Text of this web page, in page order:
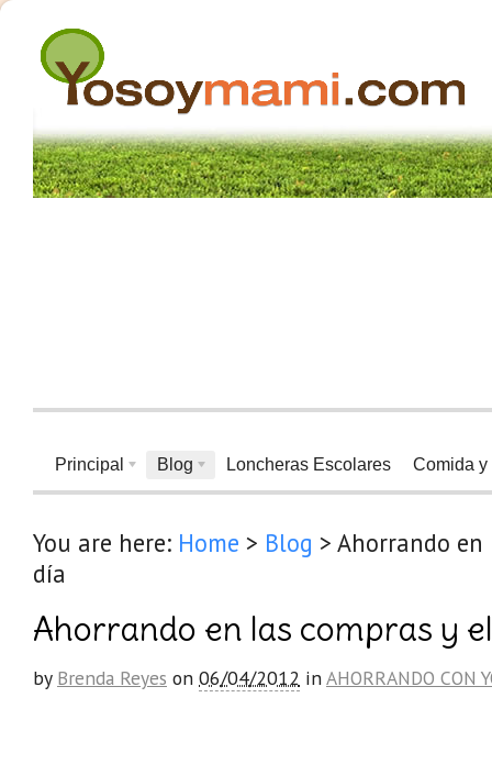
Principal Blog Loncheras Escolares Comida y
You are here: Home > Blog > Ahorrando en
día
Ahorrando en las compras y
by Brenda Reyes on 06/04/2012 inAHORRANDO CON